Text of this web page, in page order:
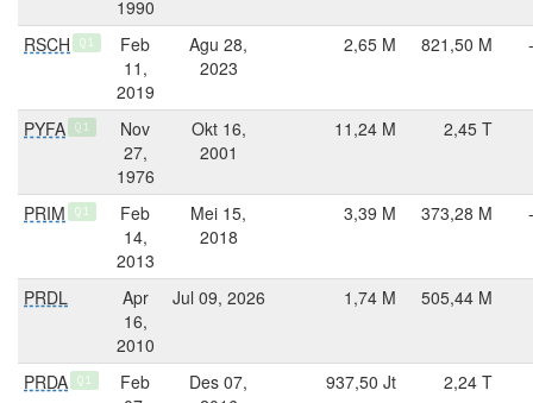
1990
RSCH Q1
Feb
11,
2019
Agu 28,
2023
2,65 M 821,50 M
PYFA Q1
Nov
27,
1976
Okt 16,
2001
11,24 M 2,45 T
PRIM Q1
Feb
14,
2013
Mei 15,
2018
3,39 M 373,28 M
PRDL
Apr
16,
2010
Jul 09, 2026 1,74 M 505,44 M
PRDA Q1
Feb
Des 07,
937,50 Jt 2,24 T